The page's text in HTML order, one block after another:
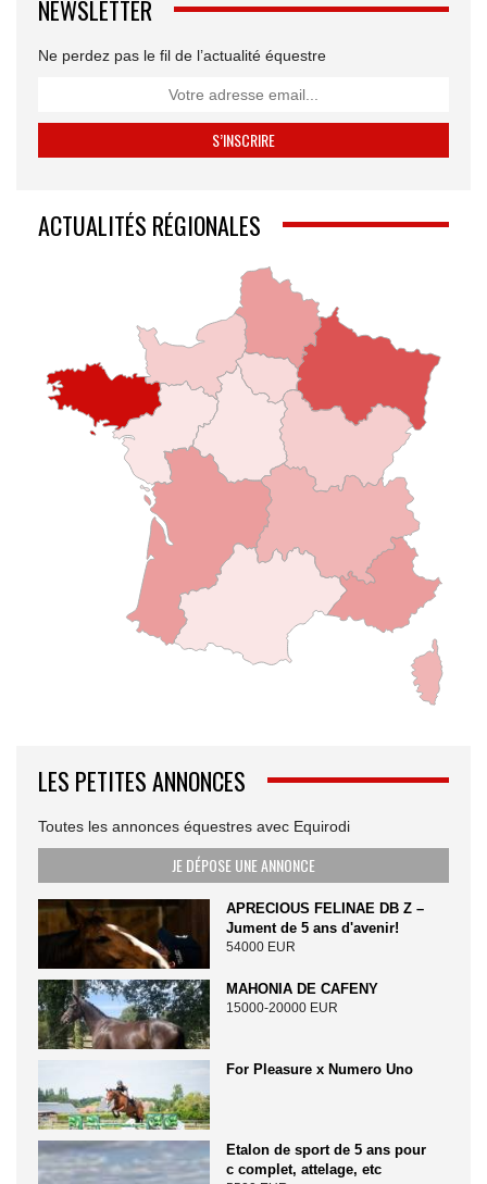
NEWSLETTER
Ne perdez pas le fil de l’actualité équestre
ACTUALITÉS RÉGIONALES
LES PETITES ANNONCES
Toutes les annonces équestres avec Equirodi
JE DÉPOSE UNE ANNONCE
APRECIOUS FELINAE DB Z –
Jument de 5 ans d'avenir!
54000 EUR
MAHONIA DE CAFENY
15000-20000 EUR
For Pleasure x Numero Uno
Etalon de sport de 5 ans pour
c complet, attelage, etc